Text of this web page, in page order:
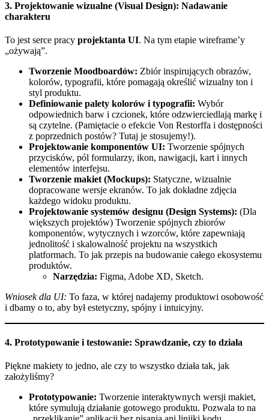
3. Projektowanie wizualne (Visual Design): Nadawanie
charakteru
To jest serce pracy projektanta UI. Na tym etapie wireframe’y
„ożywają”.
Tworzenie Moodboardów: Zbiór inspirujących obrazów,
kolorów, typografii, które pomagają określić wizualny ton i
styl produktu.
Definiowanie palety kolorów i typografii: Wybór
odpowiednich barw i czcionek, które odzwierciedlają markę i
są czytelne. (Pamiętacie o efekcie Von Restorffa i dostępności
z poprzednich postów? Tutaj je stosujemy!).
Projektowanie komponentów UI: Tworzenie spójnych
przycisków, pól formularzy, ikon, nawigacji, kart i innych
elementów interfejsu.
Tworzenie makiet (Mockups): Statyczne, wizualnie
dopracowane wersje ekranów. To jak dokładne zdjęcia
każdego widoku produktu.
Projektowanie systemów designu (Design Systems): (Dla
większych projektów) Tworzenie spójnych zbiorów
komponentów, wytycznych i wzorców, które zapewniają
jednolitość i skalowalność projektu na wszystkich
platformach. To jak przepis na budowanie całego ekosystemu
produktów.
Narzędzia: Figma, Adobe XD, Sketch.
Wniosek dla UI: To faza, w której nadajemy produktowi osobowość
i dbamy o to, aby był estetyczny, spójny i intuicyjny.
4. Prototypowanie i testowanie: Sprawdzanie, czy to działa
Piękne makiety to jedno, ale czy to wszystko działa tak, jak
założyliśmy?
Prototypowanie: Tworzenie interaktywnych wersji makiet,
które symulują działanie gotowego produktu. Pozwala to na